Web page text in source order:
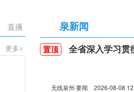
直播
更多>
泉新闻
置顶 全省深入学习贯彻习
无线泉州·要闻 2026-08-08